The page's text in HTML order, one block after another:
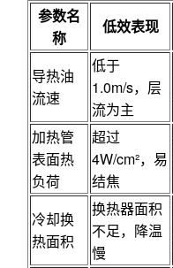
参数名
称
低效表现
导热油
流速
低于
1.0m/s，层
流为主
加热管
表面热
负荷
超过
4W/cm²，易
结焦
冷却换
热面积
换热器面积
不足，降温
慢